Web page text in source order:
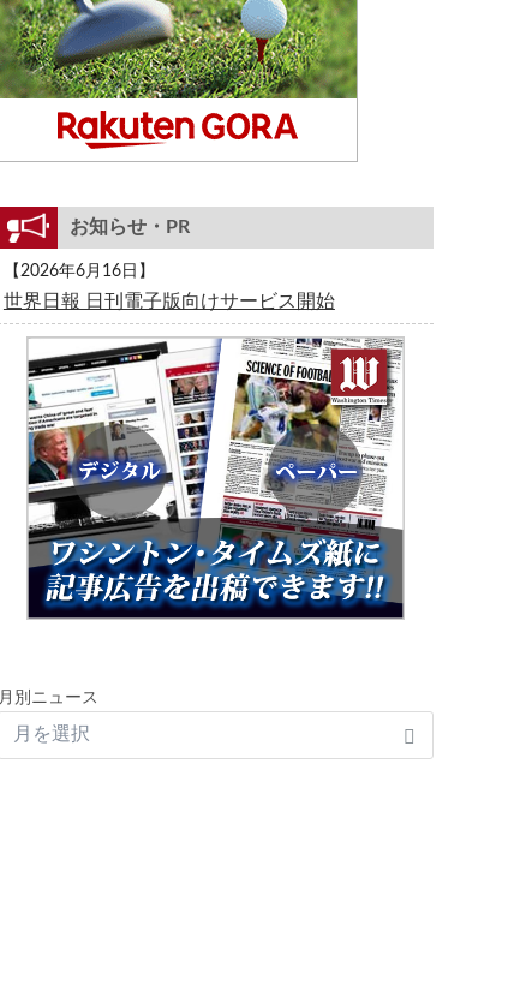
お知らせ・PR
【2026年6月16日】
世界日報 日刊電子版向けサービス開始
月別ニュース